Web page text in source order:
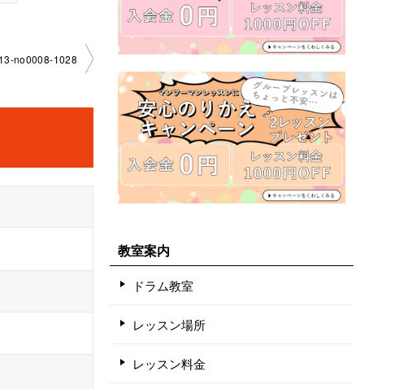
no0008-1028
教室案内
ドラム教室
レッスン場所
レッスン料金